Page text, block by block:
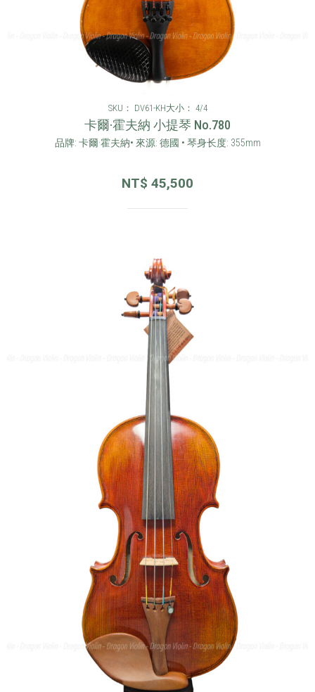
SKU： DV61-KH大小： 4/4
卡爾·霍夫納 小提琴 No.780
品牌: 卡爾·霍夫納• 來源: 德國 • 琴身长度: 355mm
NT$ 45,500